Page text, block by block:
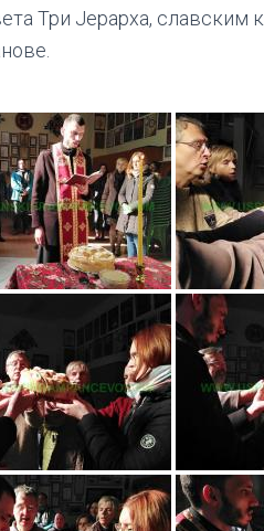
Три Јерарха,